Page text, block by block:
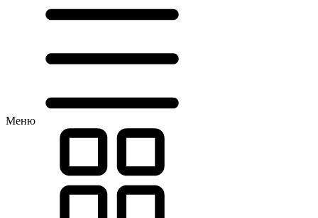
Меню